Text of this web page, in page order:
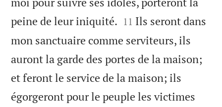
peine de leur iniquité. 

11 Ils seront dans
mon sanctuaire comme serviteurs, ils
auront la garde des portes de la maison;
et feront le service de la maison; ils
égorgeront pour le peuple les victimes